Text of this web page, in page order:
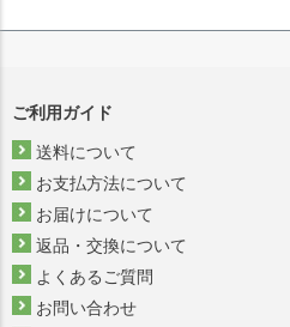
ご利用ガイド
送料について
お支払方法について
お届けについて
返品・交換について
よくあるご質問
お問い合わせ